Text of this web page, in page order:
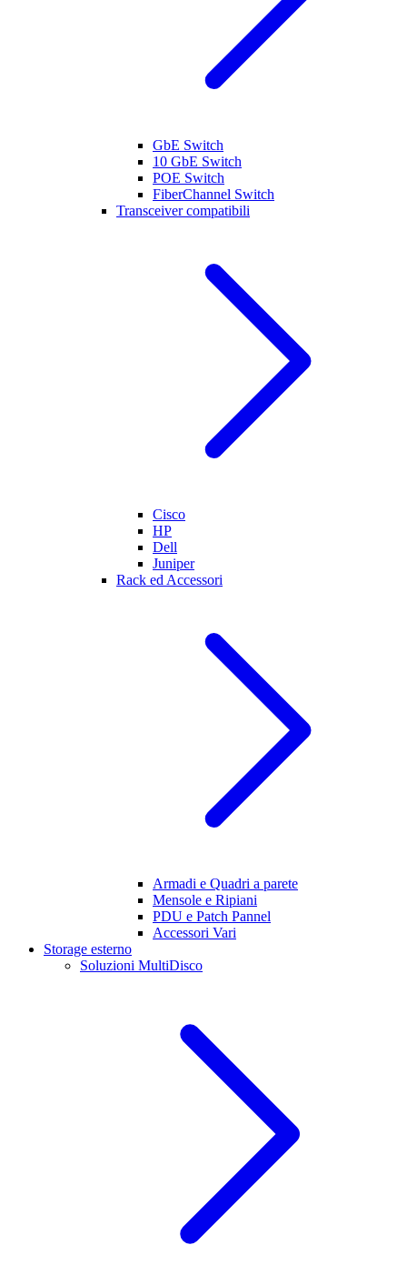
GbE Switch
10 GbE Switch
POE Switch
FiberChannel Switch
Transceiver compatibili
Cisco
HP
Dell
Juniper
Rack ed Accessori
Armadi e Quadri a parete
Mensole e Ripiani
PDU e Patch Pannel
Accessori Vari
Storage esterno
Soluzioni MultiDisco